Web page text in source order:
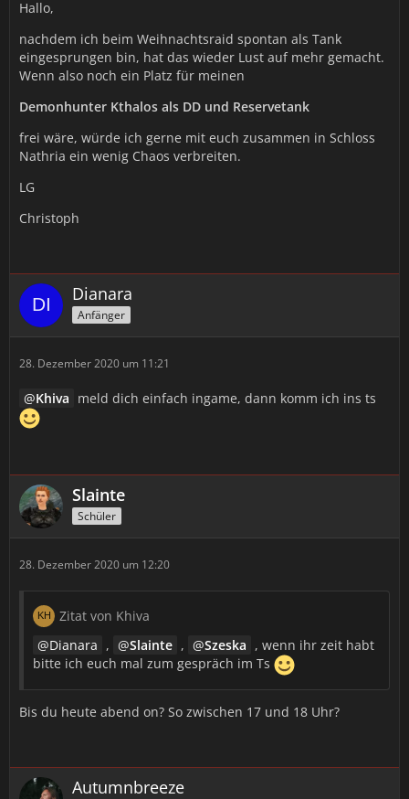
Hallo,
nachdem ich beim Weihnachtsraid spontan als Tank
eingesprungen bin, hat das wieder Lust auf mehr gemacht.
Wenn also noch ein Platz für meinen
Demonhunter Kthalos als DD und Reservetank
frei wäre, würde ich gerne mit euch zusammen in Schloss
Nathria ein wenig Chaos verbreiten.
LG
Christoph
Dianara
Anfänger
28. Dezember 2020 um 11:21
Khiva meld dich einfach ingame, dann komm ich ins ts
Slainte
Schüler
28. Dezember 2020 um 12:20
Zitat von Khiva
Dianara , Slainte , Szeska , wenn ihr zeit habt
bitte ich euch mal zum gespräch im Ts
Bis du heute abend on? So zwischen 17 und 18 Uhr?
Autumnbreeze